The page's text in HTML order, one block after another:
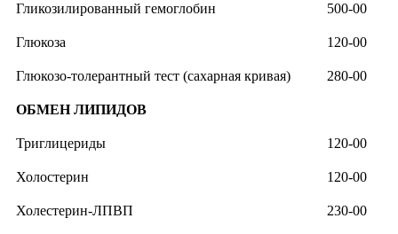
Гликозилированный гемоглобин 500-00
Глюкоза 120-00
Глюкозо-толерантный тест (сахарная кривая) 280-00
ОБМЕН ЛИПИДОВ
Триглицериды 120-00
Холостерин 120-00
Холестерин-ЛПВП 230-00